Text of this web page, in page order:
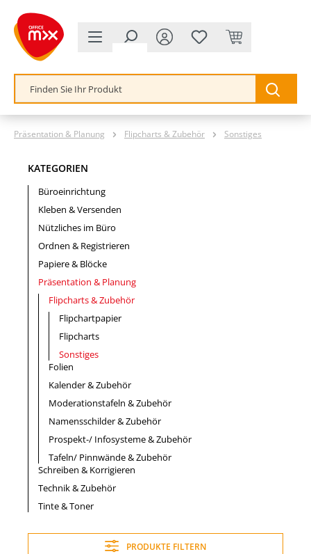
springen
Präsentation & Planung Flipcharts & Zubehör Sonstiges
KATEGORIEN
Büroeinrichtung
Kleben & Versenden
Nützliches im Büro
Ordnen & Registrieren
Papiere & Blöcke
Präsentation & Planung
Flipcharts & Zubehör
Flipchartpapier
Flipcharts
Sonstiges
Folien
Kalender & Zubehör
Moderationstafeln & Zubehör
Namensschilder & Zubehör
Prospekt-/ Infosysteme & Zubehör
Tafeln/ Pinnwände & Zubehör
Schreiben & Korrigieren
Technik & Zubehör
Tinte & Toner
PRODUKTE FILTERN